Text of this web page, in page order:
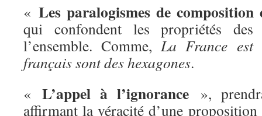
« Les paralogismes de
qui confondent les propriétés
l’ensemble. Comme,La France est
français sont des hexagones.
«L’appel à l’ignorance »,
affirmant la véracité d’une proposition